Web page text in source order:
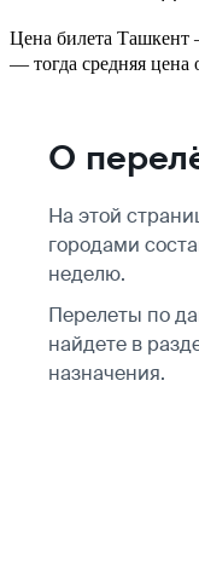
Цена билета Ташкент
— тогда средняя цена
О
На этой
городами
неделю.
Перелеты по
найдете в
назначения.